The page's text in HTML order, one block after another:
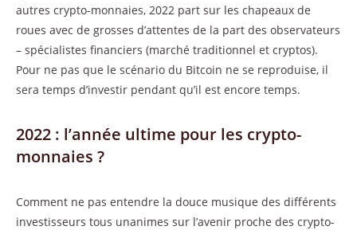
autres crypto-monnaies, 2022 part sur les chapeaux de
roues avec de grosses d’attentes de la part des observateurs
– spécialistes financiers (marché traditionnel et cryptos).
Pour ne pas que le scénario du Bitcoin ne se reproduise, il
sera temps d’investir pendant qu’il est encore temps.
2022 : l’année ultime pour les crypto-
monnaies ?
Comment ne pas entendre la douce musique des différents
investisseurs tous unanimes sur l’avenir proche des crypto-